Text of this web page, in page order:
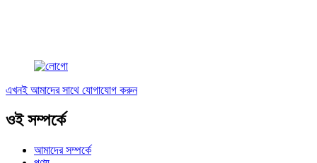
এখনই আমাদের সাথে যোগাযোগ করুন
ওই সম্পর্কে
আমাদের সম্পর্কে